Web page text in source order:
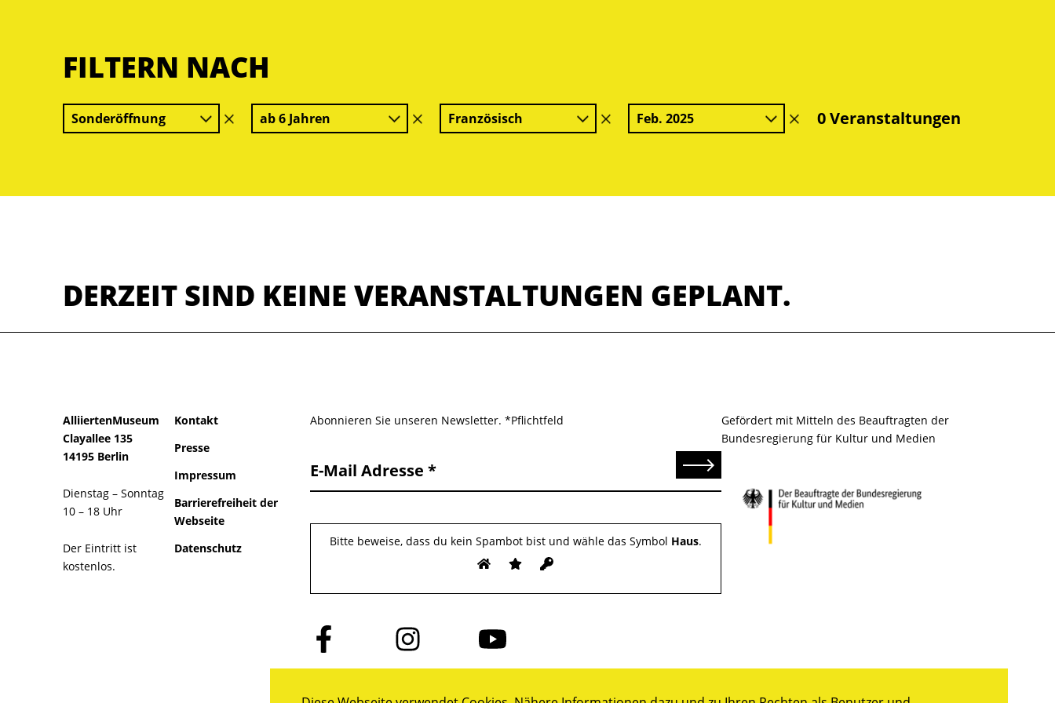
FILTERN NACH
Sonderöffnung
Filter
löschen
ab 6 Jahren
Filter
löschen
Französisch
Filter
löschen
Feb. 2025
Filter0 Veranstaltungen
DERZEIT SIND KEINE VERANSTALTUNGEN GEPLANT.
AlliiertenMuseum
Clayallee 135
14195 Berlin
Dienstag – Sonntag
10 – 18 Uhr
Der Eintritt ist
kostenlos.
Kontakt
Presse
Impressum
Barrierefreiheit der
Webseite
Datenschutz
Abonnieren Sie unseren Newsletter. *Pflichtfeld
E-Mail Adresse Senden
Bitte beweise, dass du kein Spambot bist und wähle das Symbol Haus.
Folge
uns
auf
Folge
uns
auf
Folge
uns
auf
Gefördert mit Mitteln des Beauftragten der
Bundesregierung für Kultur und Medien